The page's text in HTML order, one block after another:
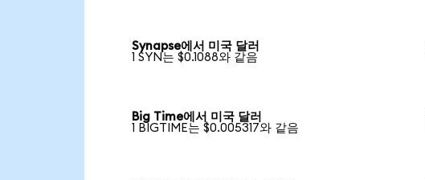
Synapse에서 미국 달러
1 SYN는 $0.1088와 같음
Big Time에서 미국 달러
1 BIGTIME는 $0.005317와 같음